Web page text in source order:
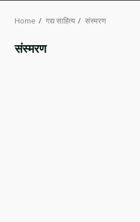
Home गद्य साहित्य संस्मरण
संस्मरण